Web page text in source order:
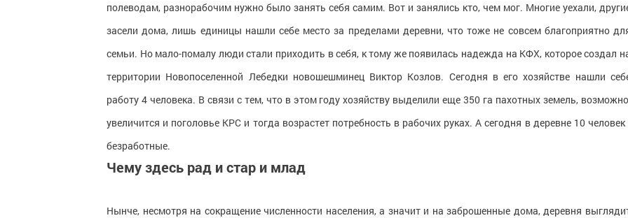
полеводам, разнорабочим нужно было занять себя самим. Вот и занялись кто, чем мог. Многие уехали,
засели дома, лишь единицы нашли себе место за пределами деревни, что тоже не совсем благоприятно
семьи. Но мало-помалу люди стали приходить в себя, к тому же появилась надежда на КФХ, которое создал
территории Новопоселенной Лебедки новошешминец Виктор Козлов. Сегодня в его хозяйстве нашли
работу 4 человека. В связи с тем, что в этом году хозяйству выделили еще 350 га пахотных земель,
увеличится и поголовье КРС и тогда возрастет потребность в рабочих руках. А сегодня в деревне 10 человек
безработные.
Чему здесь рад и стар и млад
Нынче, несмотря на сокращение численности населения, а значит и на заброшенные дома, деревня